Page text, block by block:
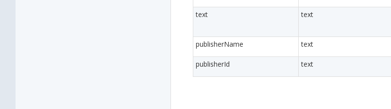
text text
publisherName text
publisherId text